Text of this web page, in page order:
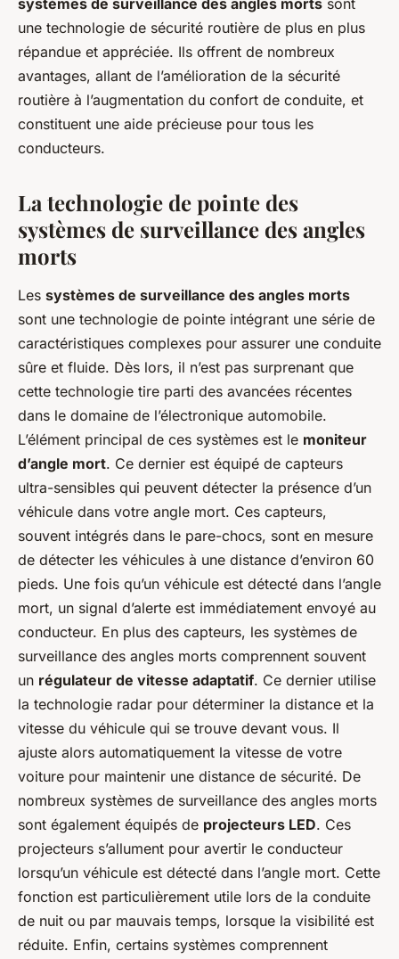
systèmes de surveillance des angles morts sont
une technologie de sécurité routière de plus en plus
répandue et appréciée. Ils offrent de nombreux
avantages, allant de l’amélioration de la sécurité
routière à l’augmentation du confort de conduite, et
constituent une aide précieuse pour tous les
conducteurs.
La technologie de pointe des
systèmes de surveillance des angles
morts
Les systèmes de surveillance des angles morts
sont une technologie de pointe intégrant une série de
caractéristiques complexes pour assurer une conduite
sûre et fluide. Dès lors, il n’est pas surprenant que
cette technologie tire parti des avancées récentes
dans le domaine de l’électronique automobile.
L’élément principal de ces systèmes est le moniteur
d’angle mort. Ce dernier est équipé de capteurs
ultra-sensibles qui peuvent détecter la présence d’un
véhicule dans votre angle mort. Ces capteurs,
souvent intégrés dans le pare-chocs, sont en mesure
de détecter les véhicules à une distance d’environ 60
pieds. Une fois qu’un véhicule est détecté dans l’angle
mort, un signal d’alerte est immédiatement envoyé au
conducteur. En plus des capteurs, les systèmes de
surveillance des angles morts comprennent souvent
un régulateur de vitesse adaptatif. Ce dernier utilise
la technologie radar pour déterminer la distance et la
vitesse du véhicule qui se trouve devant vous. Il
ajuste alors automatiquement la vitesse de votre
voiture pour maintenir une distance de sécurité. De
nombreux systèmes de surveillance des angles morts
sont également équipés de projecteurs LED. Ces
projecteurs s’allument pour avertir le conducteur
lorsqu’un véhicule est détecté dans l’angle mort. Cette
fonction est particulièrement utile lors de la conduite
de nuit ou par mauvais temps, lorsque la visibilité est
réduite. Enfin, certains systèmes comprennent